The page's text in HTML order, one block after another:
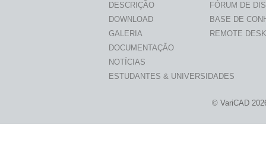
DESCRIÇÃO
DOWNLOAD
GALERIA
DOCUMENTAÇÃO
NOTÍCIAS
ESTUDANTES & UNIVERSIDADES
FÓRUM DE
BASE DE
REMOTE
© VariCAD